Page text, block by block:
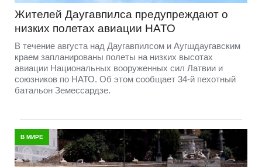
Жителей Даугавпилса предупреждают о
низких полетах авиации НАТО
В течение августа над Даугавпилсом и Аугшдаугавским
краем запланированы полеты на низких высотах
авиации Национальных вооруженных сил Латвии и
союзников по НАТО. Об этом сообщает 34-й пехотный
батальон Земессардзе.
В МИРЕ